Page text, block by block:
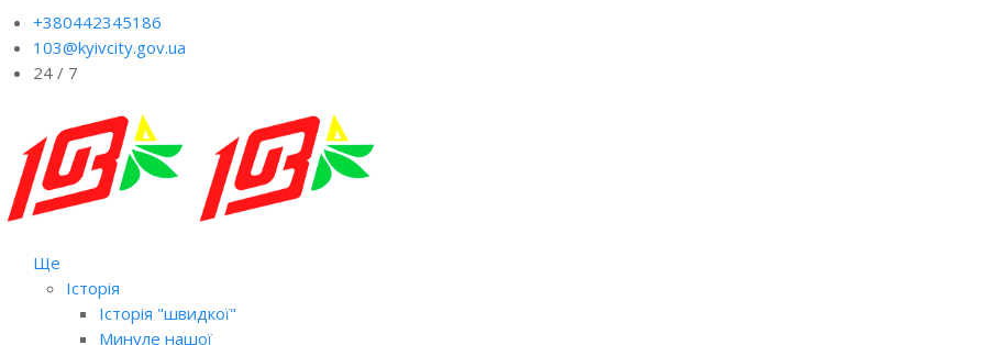
+380442345186
103@kyivcity.gov.ua
24 / 7
Ще
Історія
Історія "швидкої"
Минуле нашої